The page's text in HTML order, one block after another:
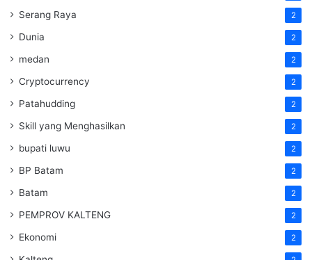
Serang Raya 2
Dunia 2
medan 2
Cryptocurrency 2
Patahudding 2
Skill yang Menghasilkan 2
bupati luwu 2
BP Batam 2
Batam 2
PEMPROV KALTENG 2
Ekonomi 2